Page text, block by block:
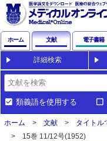
ホーム 文献 電子書籍
詳細検索
類義語を使用する
ホーム 文献 タイトル
15巻 11/12号(1952)